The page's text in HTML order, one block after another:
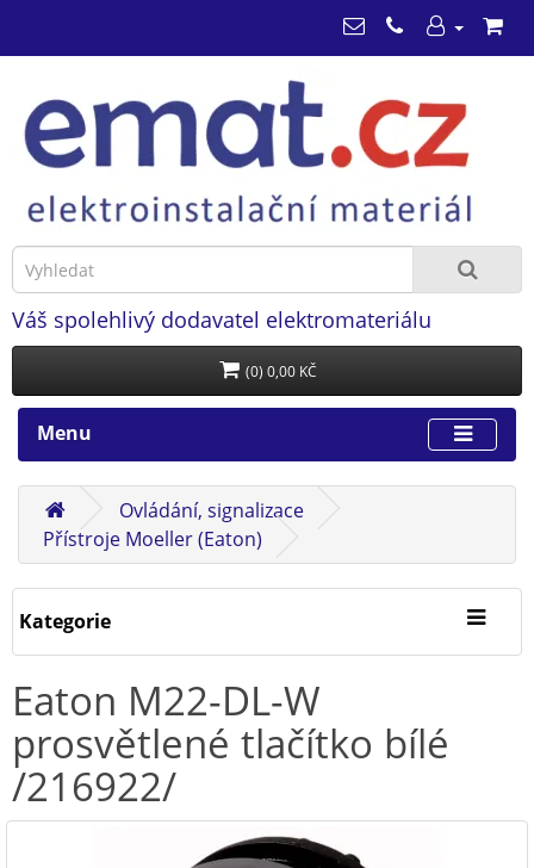
Váš spolehlivý dodavatel elektromateriálu
(0) 0,00 KČ
Menu
Ovládání, signalizace
Přístroje Moeller (Eaton)
Kategorie
Eaton M22-DL-W
prosvětlené tlačítko bílé
/216922/